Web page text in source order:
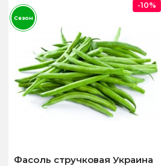
Фасоль стручковая Украина
-10%
Сезон